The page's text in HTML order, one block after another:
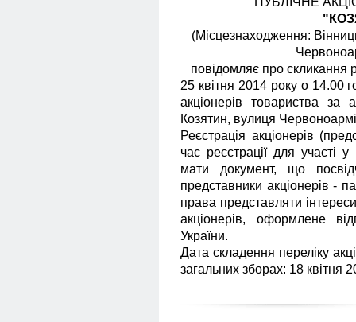
(Місцезнаходження:
повідомляє про скликання
25 квітня 2014 року о 14.00
акціонерів товариства за
Козятин, вулиця
Реєстрація акціонерів
час реєстрації для участі
мати документ, що
представники акціонерів -
права представляти
акціонерів, оформлене
України.
Дата складення переліку
загальних зборах: 18 квітня